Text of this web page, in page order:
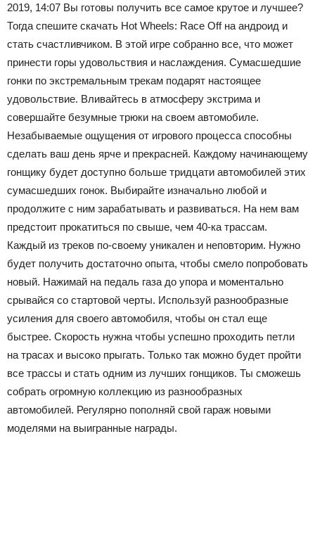
2019, 14:07 Вы готовы получить все самое крутое и лучшее?
Тогда спешите скачать Hot Wheels: Race Off на андроид и
стать счастливчиком. В этой игре собранно все, что может
принести горы удовольствия и наслаждения. Сумасшедшие
гонки по экстремальным трекам подарят настоящее
удовольствие. Вливайтесь в атмосферу экстрима и
совершайте безумные трюки на своем автомобиле.
Незабываемые ощущения от игрового процесса способны
сделать ваш день ярче и прекрасней. Каждому начинающему
гонщику будет доступно больше тридцати автомобилей этих
сумасшедших гонок. Выбирайте изначально любой и
продолжите с ним зарабатывать и развиваться. На нем вам
предстоит прокатиться по свыше, чем 40-ка трассам.
Каждый из треков по-своему уникален и неповторим. Нужно
будет получить достаточно опыта, чтобы смело попробовать
новый. Нажимай на педаль газа до упора и моментально
срывайся со стартовой черты. Используй разнообразные
усиления для своего автомобиля, чтобы он стал еще
быстрее. Скорость нужна чтобы успешно проходить петли
на трасах и высоко прыгать. Только так можно будет пройти
все трассы и стать одним из лучших гонщиков. Ты сможешь
собрать огромную коллекцию из разнообразных
автомобилей. Регулярно пополняй свой гараж новыми
моделями на выигранные награды.